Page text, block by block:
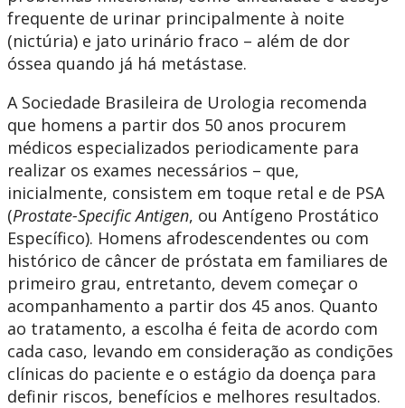
frequente de urinar principalmente à noite
(nictúria) e jato urinário fraco – além de dor
óssea quando já há metástase.
A Sociedade Brasileira de Urologia recomenda
que homens a partir dos 50 anos procurem
médicos especializados periodicamente para
realizar os exames necessários – que,
inicialmente, consistem em toque retal e de PSA
(Prostate-Specific Antigen, ou Antígeno Prostático
Específico). Homens afrodescendentes ou com
histórico de câncer de próstata em familiares de
primeiro grau, entretanto, devem começar o
acompanhamento a partir dos 45 anos. Quanto
ao tratamento, a escolha é feita de acordo com
cada caso, levando em consideração as condições
clínicas do paciente e o estágio da doença para
definir riscos, benefícios e melhores resultados.